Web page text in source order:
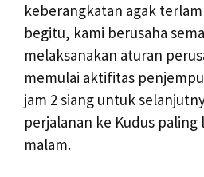
keberangkatan agak
begitu, kami berusaha
melaksanakan aturan
memulai aktifitas
jam 2 siang untuk
perjalanan ke Kudus paling
malam.